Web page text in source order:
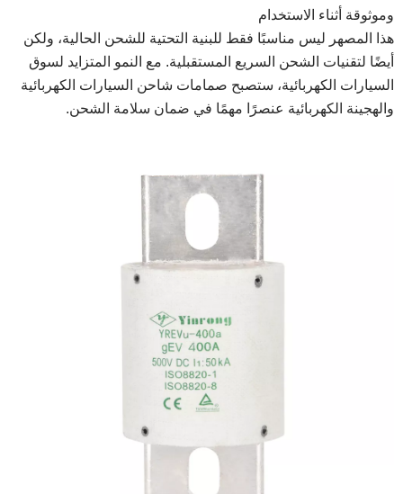
وموثوقة أثناء الاستخدام
هذا المصهر ليس مناسبًا فقط للبنية التحتية للشحن الحالية، ولكن
أيضًا لتقنيات الشحن السريع المستقبلية. مع النمو المتزايد لسوق
السيارات الكهربائية، ستصبح صمامات شاحن السيارات الكهربائية
والهجينة الكهربائية عنصرًا مهمًا في ضمان سلامة الشحن.